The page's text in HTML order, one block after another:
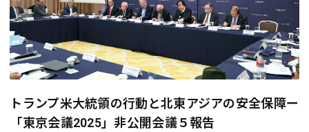
トランプ米大統領の行動と北東アジアの安全保障ー
「東京会議2025」非公開会議５報告